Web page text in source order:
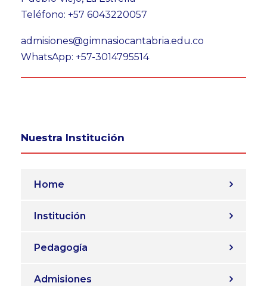
Teléfono: +57 6043220057
admisiones@gimnasiocantabria.edu.co
WhatsApp: +57-3014795514
Nuestra Institución
Home
Institución
Pedagogía
Admisiones